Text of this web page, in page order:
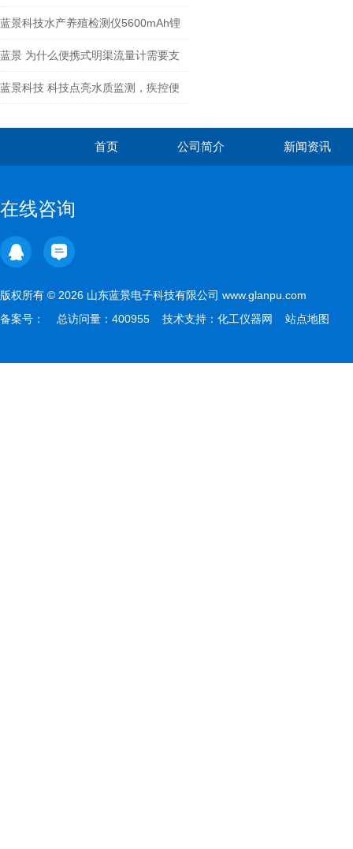
管理和分析
蓝景科技水产养殖检测仪5600mAh锂
电+8小时续航，户外检测不间断
蓝景 为什么便携式明渠流量计需要支
持多种堰槽测量？
蓝景科技 科技点亮水质监测，疾控便
首页 公司简介 新闻资讯
在线咨询
版权所有 © 2026 山东蓝景电子科技有限公司 www.glanpu.com
备案号：
总访问量：400955 技术支持： 化工仪器网 站点地图